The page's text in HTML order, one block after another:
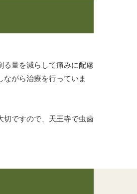
る量を減らして痛みに配慮
がら治療を行っていま
切ですので、天王寺で虫歯